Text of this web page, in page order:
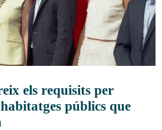
els requisits per
públics que